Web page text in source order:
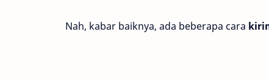
Nah, kabar baiknya, ada beberapa cara